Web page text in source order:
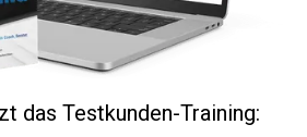
das Testkunden-Training: